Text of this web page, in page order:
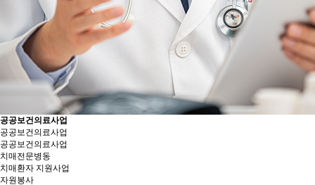
공공보건의료사업
공공보건의료사업
공공보건의료사업
치매전문병동
치매환자 지원사업
자원봉사